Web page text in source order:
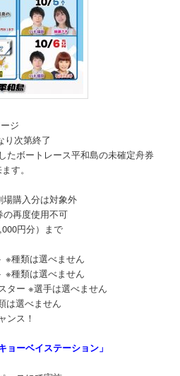
ジ
り次第終了
たボートレース平和島の未確定舟券
す。
購入分は対象外
再度使用不可
円分）まで
※種類は選べません
※種類は選べません
ター ※選手は選べません
は選べません
ンス！
ーベイステーション」